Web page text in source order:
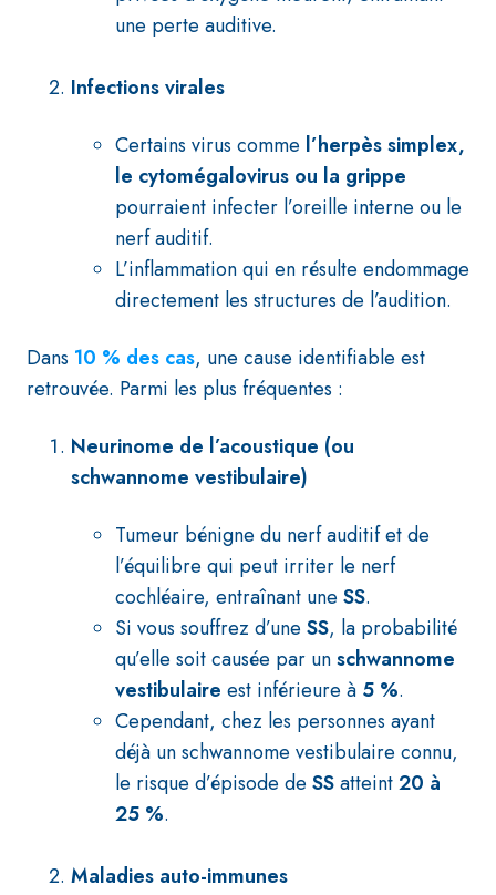
une perte auditive.
Infections virales
Certains virus comme l’herpès simplex,
le cytomégalovirus ou la grippe
pourraient infecter l’oreille interne ou le
nerf auditif.
L’inflammation qui en résulte endommage
directement les structures de l’audition.
Dans 10 % des cas, une cause identifiable est
retrouvée. Parmi les plus fréquentes :
Neurinome de l’acoustique (ou
schwannome vestibulaire)
Tumeur bénigne du nerf auditif et de
l’équilibre qui peut irriter le nerf
cochléaire, entraînant une SS.
Si vous souffrez d’une SS, la probabilité
qu’elle soit causée par unschwannome
vestibulaire est inférieure à 5 %.
Cependant, chez les personnes ayant
déjà un schwannome vestibulaire connu,
le risque d’épisode de SSatteint20 à
25 %.
Maladies auto-immunes